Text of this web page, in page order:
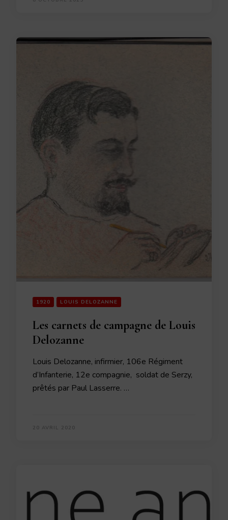
1920 LOUIS DELOZANNE
Les carnets de campagne de Louis
Delozanne
Louis Delozanne, infirmier, 106e Régiment
d’Infanterie, 12e compagnie, soldat de Serzy,
prêtés par Paul Lasserre. …